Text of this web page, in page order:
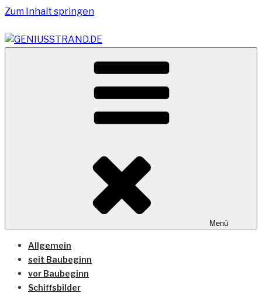
Zum Inhalt springen
GENIUSSTRAND.DE
Vom Geniusstrand zum JadeWeserPort/Container
Terminal Wilhelmshaven
Menü
Allgemein
seit Baubeginn
vor Baubeginn
Schiffsbilder